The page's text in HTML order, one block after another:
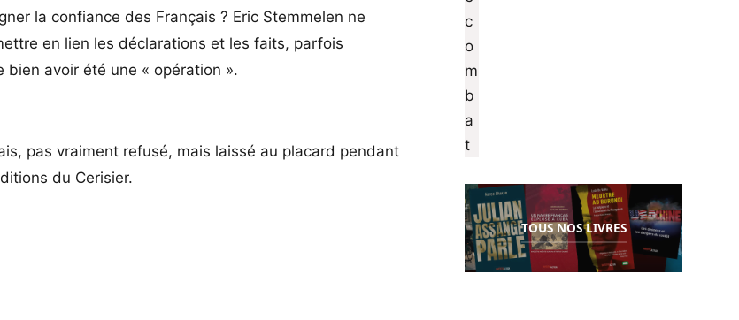
la confiance des Français ? Eric Stemmelen ne
en lien les déclarations et les faits, parfois
avoir été une « opération ».
pas vraiment refusé, mais laissé au placard pendant
du Cerisier.
TOUS NOS LIVRES